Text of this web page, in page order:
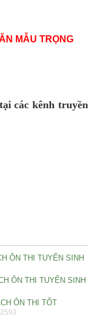
MẪU TRỌNG
các kênh truyền
ÔN THI TUYỂN SINH
ÔN THI TUYỂN SINH
ÔN THI TỐT